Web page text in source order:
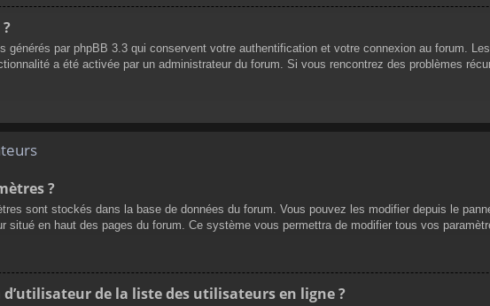
générés par phpBB 3.3 qui conservent votre authentification et votre connexion au forum.
a été activée par un administrateur du forum. Si vous rencontrez des problèmes
?
sont stockés dans la base de données du forum. Vous pouvez les modifier depuis le
situé en haut des pages du forum. Ce système vous permettra de modifier tous vos
de la liste des utilisateurs en ligne ?